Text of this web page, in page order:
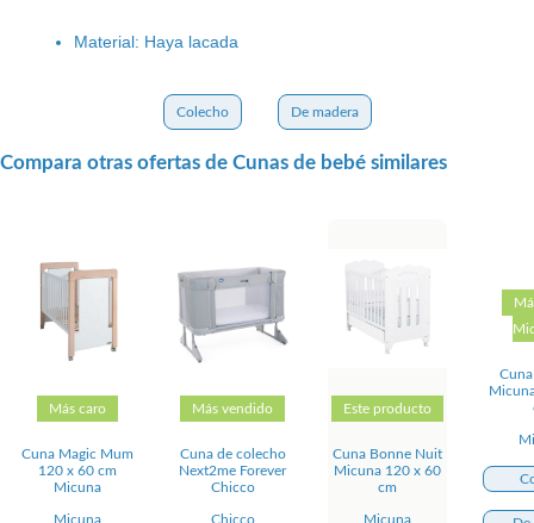
Material: Haya lacada
Colecho De madera
Compara otras ofertas de Cunas de bebé similares
Más caro
Cuna Magic Mum
120 x 60 cm
Micuna
Micuna
Más vendido
Cuna de colecho
Next2me Forever
Chicco
Chicco
Este producto
Cuna Bonne Nuit
Micuna 120 x 60
cm
Micuna